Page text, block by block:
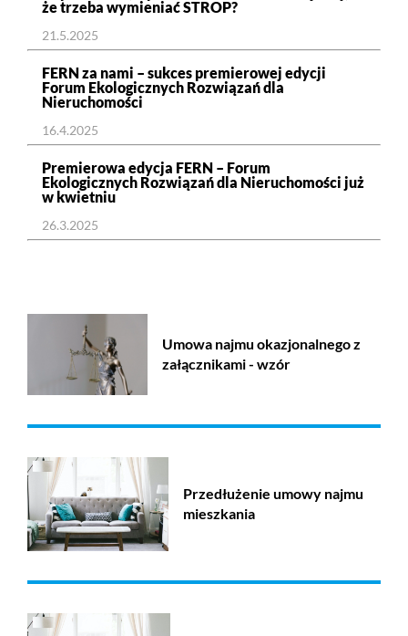
że trzeba wymieniać STROP?
21.5.2025
FERN za nami – sukces premierowej edycji
Forum Ekologicznych Rozwiązań dla
Nieruchomości
16.4.2025
Premierowa edycja FERN – Forum
Ekologicznych Rozwiązań dla Nieruchomości już
w kwietniu
26.3.2025
Umowa najmu okazjonalnego z
załącznikami - wzór
Przedłużenie umowy najmu
mieszkania